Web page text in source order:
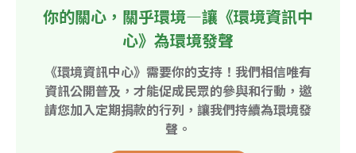
你的關心，關乎環境—讓《環境資訊中
心》為環境發聲
《環境資訊中心》需要你的支持！我們相信唯有
資訊公開普及，才能促成民眾的參與和行動，邀
請您加入定期捐款的行列，讓我們持續為環境發
聲。